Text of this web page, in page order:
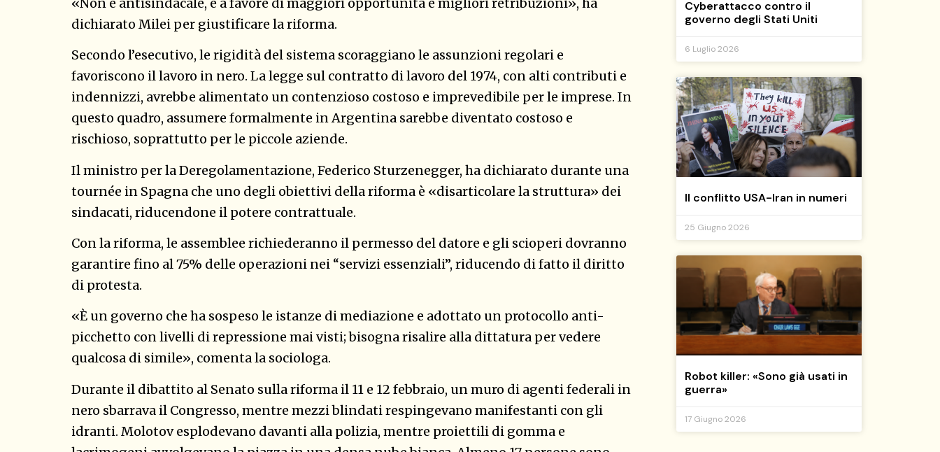
dichiarato Milei per giustificare la riforma.
Secondo l’esecutivo, le rigidità del sistema scoraggiano le assunzioni regolari e
favoriscono il lavoro in nero. La legge sul contratto di lavoro del 1974, con alti contributi e
indennizzi, avrebbe alimentato un contenzioso costoso e imprevedibile per le imprese. In
questo quadro, assumere formalmente in Argentina sarebbe diventato costoso e
rischioso, soprattutto per le piccole aziende.
Il ministro per la Deregolamentazione, Federico Sturzenegger, ha dichiarato durante una
tournée in Spagna che uno degli obiettivi della riforma è «disarticolare la struttura» dei
sindacati, riducendone il potere contrattuale.
Con la riforma, le assemblee richiederanno il permesso del datore e gli scioperi dovranno
garantire fino al 75% delle operazioni nei “servizi essenziali”, riducendo di fatto il diritto
di protesta.
«È un governo che ha sospeso le istanze di mediazione e adottato un protocollo anti-
picchetto con livelli di repressione mai visti; bisogna risalire alla dittatura per vedere
qualcosa di simile», comenta la sociologa.
Durante il dibattito al Senato sulla riforma il 11 e 12 febbraio, un muro di agenti federali in
nero sbarrava il Congresso, mentre mezzi blindati respingevano manifestanti con gli
idranti. Molotov esplodevano davanti alla polizia, mentre proiettili di gomma e
Cyberattacco contro il
governo degli Stati Uniti
6 Luglio 2026
Il conflitto USA-Iran in numeri
25 Giugno 2026
Robot killer: «Sono già usati in
guerra»
17 Giugno 2026